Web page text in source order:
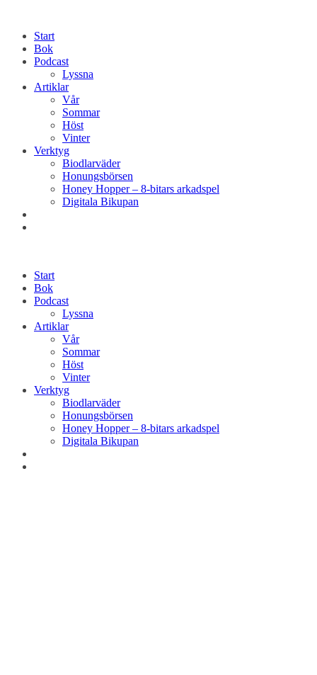
Start
Bok
Podcast
Lyssna
Artiklar
Vår
Sommar
Höst
Vinter
Verktyg
Biodlarväder
Honungsbörsen
Honey Hopper – 8-bitars arkadspel
Digitala Bikupan
Start
Bok
Podcast
Lyssna
Artiklar
Vår
Sommar
Höst
Vinter
Verktyg
Biodlarväder
Honungsbörsen
Honey Hopper – 8-bitars arkadspel
Digitala Bikupan